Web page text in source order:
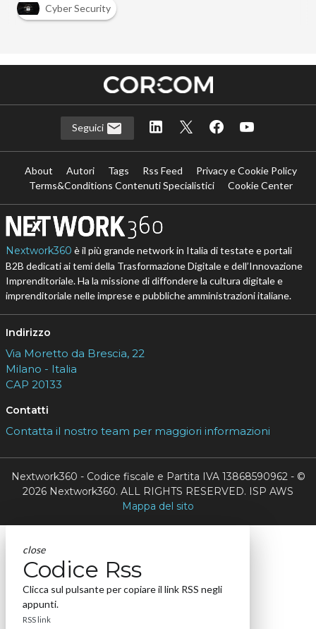
Cyber Security
Seguici
About Autori Tags Rss Feed
Privacy e Cookie Policy
Terms&Conditions Contenuti Specialistici
Cookie Center
Nextwork360 è il più grande network in Italia di testate e portali
B2B dedicati ai temi della Trasformazione Digitale e dell’Innovazione
Imprenditoriale. Ha la missione di diffondere la cultura digitale e
imprenditoriale nelle imprese e pubbliche amministrazioni italiane.
Indirizzo
Via Moretto da Brescia, 22
Milano - Italia
CAP 20133
Contatti
Contatta il nostro team per maggiori informazioni
Nextwork360 - Codice fiscale e Partita IVA 13868590962 - ©
2026 Nextwork360. ALL RIGHTS RESERVED. ISP AWS
Mappa del sito
close
Codice Rss
Clicca sul pulsante per copiare il link RSS negli
appunti.
RSS link